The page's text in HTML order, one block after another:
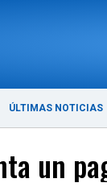
ÚLTIMAS NOTICIAS
un